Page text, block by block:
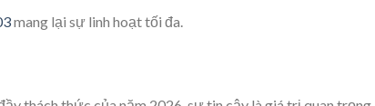
mang lại sự linh hoạt tối đa.